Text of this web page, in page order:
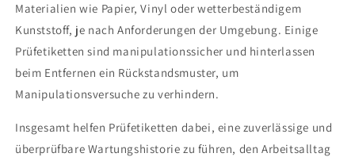
Materialien wie Papier, Vinyl oder wetterbeständigem
Kunststoff, je nach Anforderungen der Umgebung. Einige
Prüfetiketten sind manipulationssicher und hinterlassen
beim Entfernen ein Rückstandsmuster, um
Manipulationsversuche zu verhindern.
Insgesamt helfen Prüfetiketten dabei, eine zuverlässige und
überprüfbare Wartungshistorie zu führen, den Arbeitsalltag